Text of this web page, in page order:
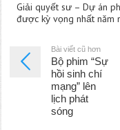
Giải quyết sư – Dự án
được kỳ vọng nhất năm
Bài viết cũ hơn
Bộ phim “Sự
hồi sinh chí
mạng” lên
lịch phát
sóng